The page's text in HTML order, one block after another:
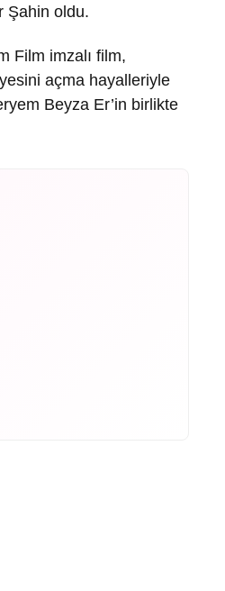
Şahin oldu.
Film imzalı film,
açma hayalleriyle
Beyza Er’in birlikte